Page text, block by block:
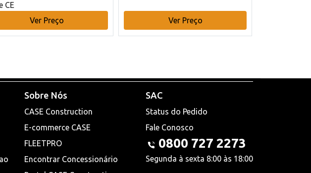
CE
Ver Preço
Ver Preço
Sobre Nós
CASE Construction
E-commerce CASE
FLEETPRO
Encontrar Concessionário
SAC
Status do Pedido
Fale Conosco
0800 727 2273
Segunda à sexta 8:00 às 18:00